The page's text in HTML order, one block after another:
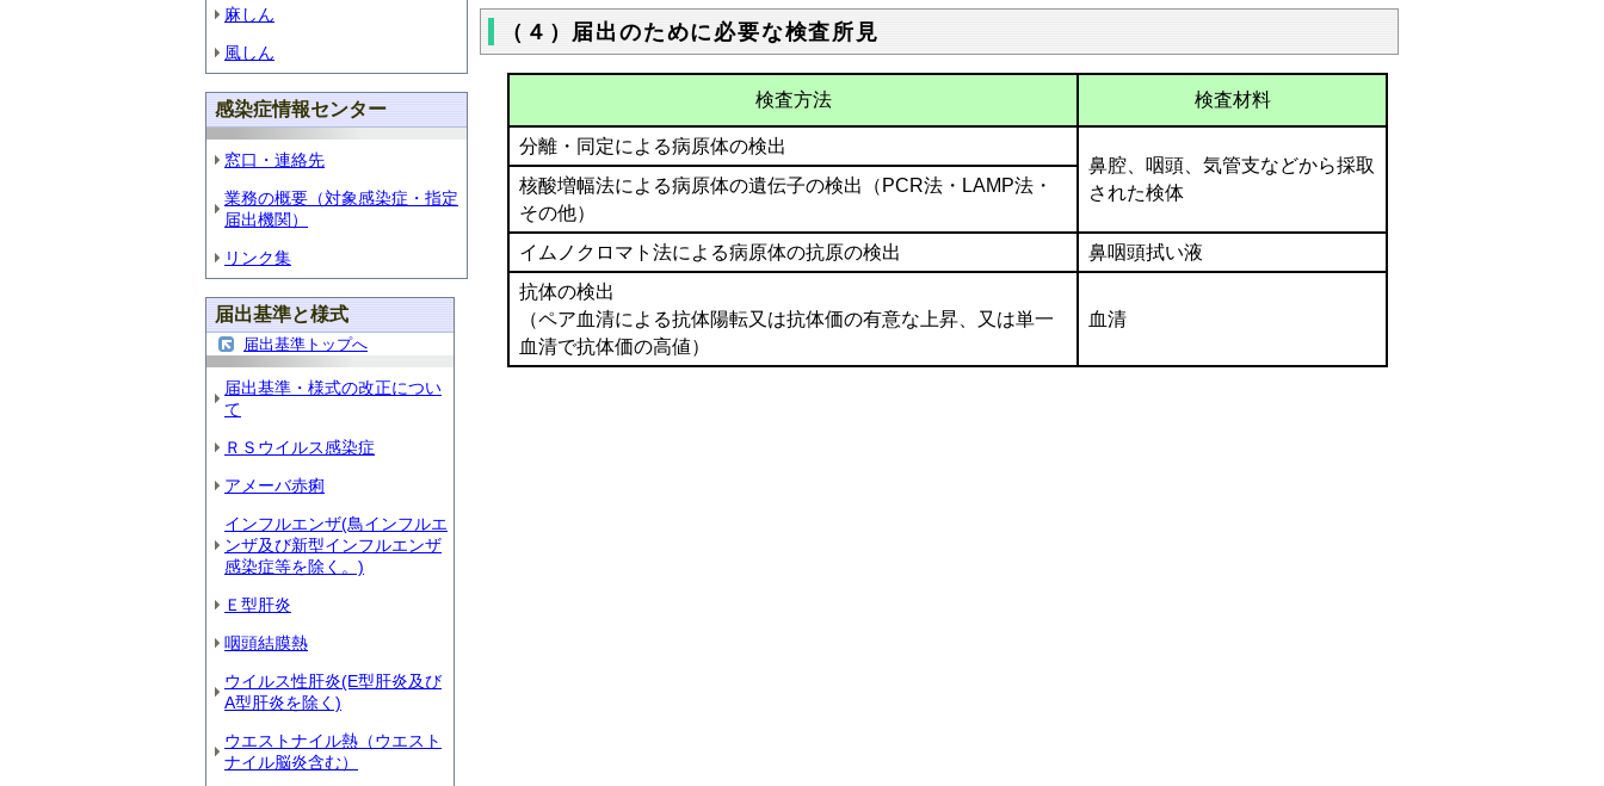
麻しん
風しん
感染症情報センター
窓口・連絡先
業務の概要（対象感染症・指定
届出機関）
リンク集
届出基準と様式
届出基準トップへ
届出基準・様式の改正につい
て
ＲＳウイルス感染症
アメーバ赤痢
インフルエンザ(鳥インフルエ
ンザ及び新型インフルエンザ
感染症等を除く。)
Ｅ型肝炎
咽頭結膜熱
ウイルス性肝炎(E型肝炎及び
A型肝炎を除く)
ウエストナイル熱（ウエスト
ナイル脳炎含む）
（４）届出のために必要な検査所見
検査方法 検査材料
分離・同定による病原体の検出
鼻腔、咽頭、気管支などから採取
された検体
核酸増幅法による病原体の遺伝子の検出（PCR法・LAMP法・
その他）
イムノクロマト法による病原体の抗原の検出
鼻咽頭拭い液
抗体の検出
（ペア血清による抗体陽転又は抗体価の有意な上昇、又は単一
血清で抗体価の高値）
血清